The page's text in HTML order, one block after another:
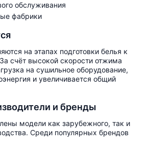
обслуживания
фабрики
на этапах подготовки белья к
счёт высокой скорости отжима
на сушильное оборудование,
и увеличивается общий
и бренды
модели как зарубежного, так и
Среди популярных брендов